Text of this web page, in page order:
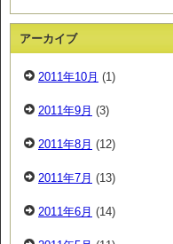
アーカイブ
2011年10月 (1)
2011年9月 (3)
2011年8月 (12)
2011年7月 (13)
2011年6月 (14)